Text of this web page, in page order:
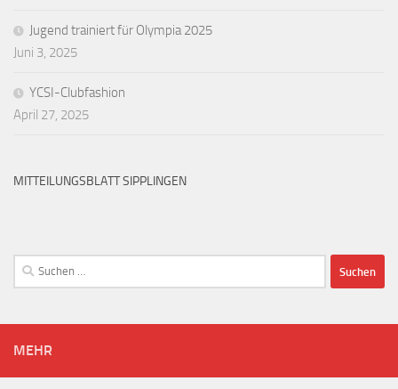
Jugend trainiert für Olympia 2025
Juni 3, 2025
YCSI-Clubfashion
April 27, 2025
MITTEILUNGSBLATT SIPPLINGEN
Suchen
nach:
MEHR